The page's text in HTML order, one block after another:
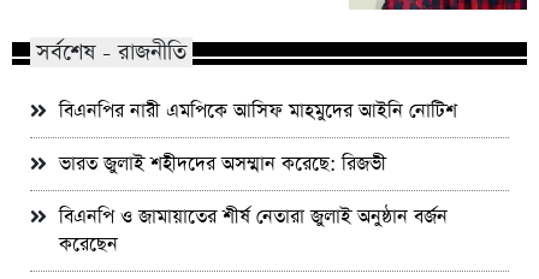
সর্বশেষ - রাজনীতি
বিএনপির নারী এমপিকে আসিফ মাহমুদের আইনি নোটিশ
ভারত জুলাই শহীদদের অসম্মান করেছে: রিজভী
বিএনপি ও জামায়াতের শীর্ষ নেতারা জুলাই অনুষ্ঠান বর্জন
করেছেন